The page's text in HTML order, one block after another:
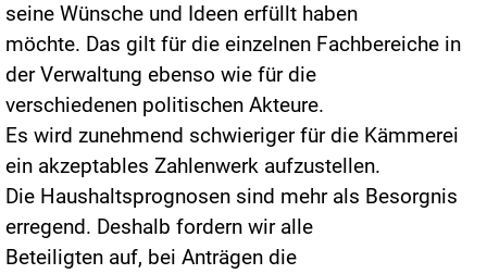
seine Wünsche und Ideen erfüllt haben
möchte. Das gilt für die einzelnen Fachbereiche in
der Verwaltung ebenso wie für die
verschiedenen politischen Akteure.
Es wird zunehmend schwieriger für die Kämmerei
ein akzeptables Zahlenwerk aufzustellen.
Die Haushaltsprognosen sind mehr als Besorgnis
erregend. Deshalb fordern wir alle
Beteiligten auf, bei Anträgen die